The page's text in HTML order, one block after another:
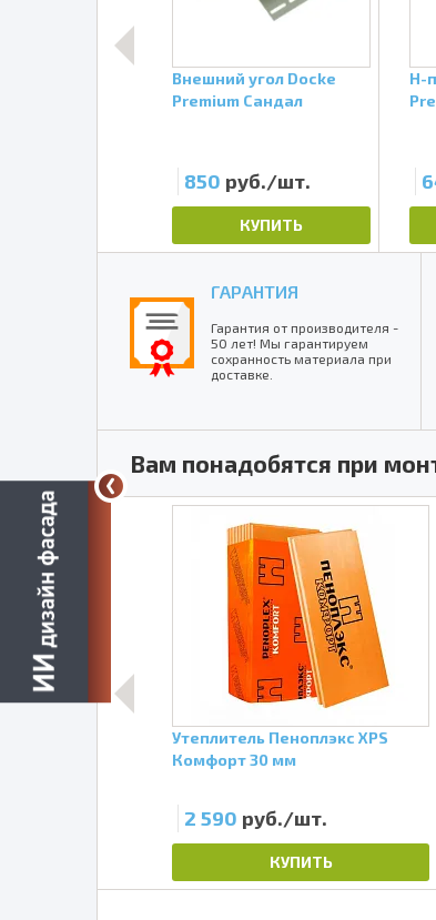
Внешний угол Docke
Premium Сандал
850 руб./шт.
КУПИТЬ
H-
ГАРАНТИЯ
Гарантия от производителя -
50 лет! Мы гарантируем
сохранность материала при
доставке.
Вам понадобятся при
Утеплитель Пеноплэкс XPS
Комфорт 30 мм
2 590 руб./шт.
КУПИТЬ